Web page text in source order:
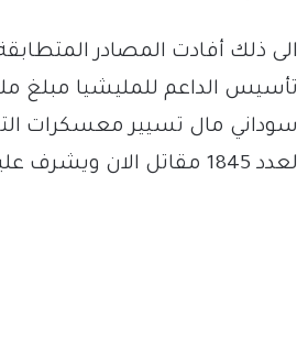
الى ذلك أفادت المصادر
سوداني مال تسيير معسكرات
لعدد 1845 مقاتل الان ويشرف عليهم العميد ابشر بلايل قائد العمليات المتقدمة.